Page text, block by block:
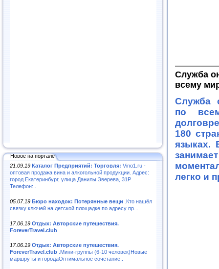
Новое на портале
21.09.19 Каталог Предприятий: Торговля: Vino1.ru -
оптовая продажа вина и алкогольной продукции. Адрес:
город Екатеринбург, улица Данилы Зверева, 31Р
Телефон:..
05.07.19 Бюро находок: Потерянные вещи .Кто нашёл
связку ключей на детской площадке по адресу пр...
17.06.19 Отдых: Авторские путешествия.
ForeverTravel.club
17.06.19 Отдых: Авторские путешествия.
ForeverTravel.club .Мини-группы (6-10 человек)Новые
маршруты и городаОптимальное сочетание..
Служба
всему
Служба
по
180
языках.
легко и